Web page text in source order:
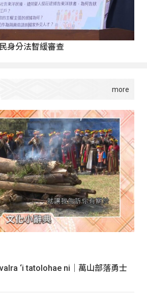
身分法暫緩審查
‘i tatolohae ni｜萬山部落勇士